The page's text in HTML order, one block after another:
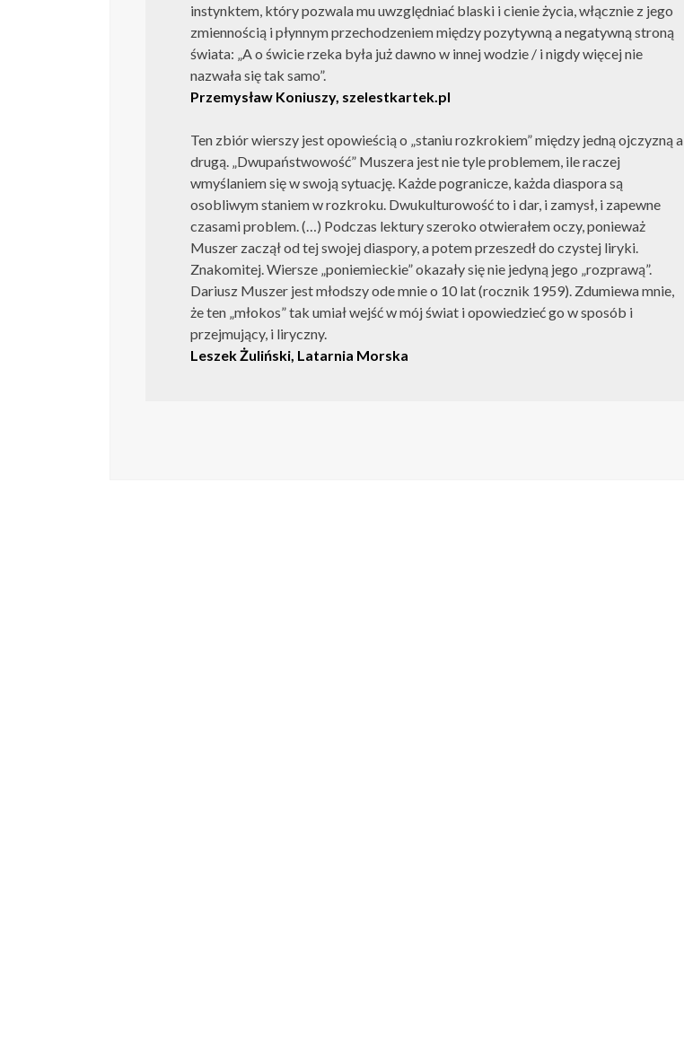
instynktem, który pozwala mu uwzględniać blaski i cienie życia, włącznie z jego
zmiennością i płynnym przechodzeniem między pozytywną a negatywną stroną
świata: „A o świcie rzeka była już dawno w innej wodzie / i nigdy więcej nie
nazwała się tak samo”.
Przemysław Koniuszy, szelestkartek.pl
Ten zbiór wierszy jest opowieścią o „staniu rozkrokiem” między jedną ojczyzną a
drugą. „Dwupaństwowość” Muszera jest nie tyle problemem, ile raczej
wmyślaniem się w swoją sytuację. Każde pogranicze, każda diaspora są
osobliwym staniem w rozkroku. Dwukulturowość to i dar, i zamysł, i zapewne
czasami problem. (…) Podczas lektury szeroko otwierałem oczy, ponieważ
Muszer zaczął od tej swojej diaspory, a potem przeszedł do czystej liryki.
Znakomitej. Wiersze „poniemieckie” okazały się nie jedyną jego „rozprawą”.
Dariusz Muszer jest młodszy ode mnie o 10 lat (rocznik 1959). Zdumiewa mnie,
że ten „młokos” tak umiał wejść w mój świat i opowiedzieć go w sposób i
przejmujący, i liryczny.
Leszek Żuliński, Latarnia Morska